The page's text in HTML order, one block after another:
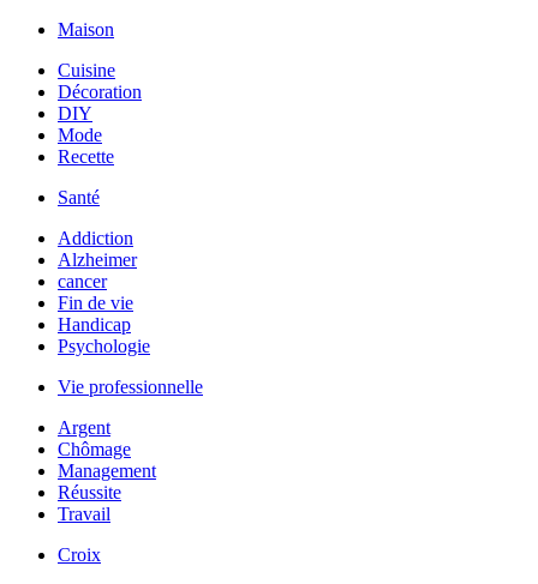
Maison
Cuisine
Décoration
DIY
Mode
Recette
Santé
Addiction
Alzheimer
cancer
Fin de vie
Handicap
Psychologie
Vie professionnelle
Argent
Chômage
Management
Réussite
Travail
Croix